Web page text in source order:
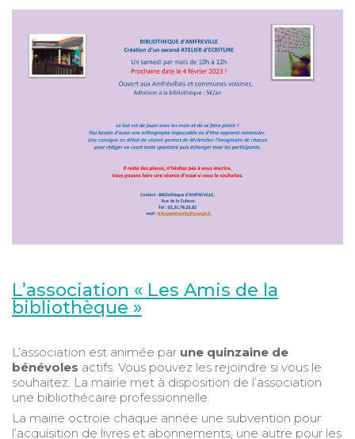
L’association « Les Amis de la
bibliothèque »
L’association est animée par une quinzaine de
bénévoles actifs. Vous pouvez les rejoindre si vous le
souhaitez. La mairie met à disposition de l’association
une bibliothécaire professionnelle.
La mairie octroie chaque année une subvention pour
l’acquisition de livres et abonnements, une autre pour les